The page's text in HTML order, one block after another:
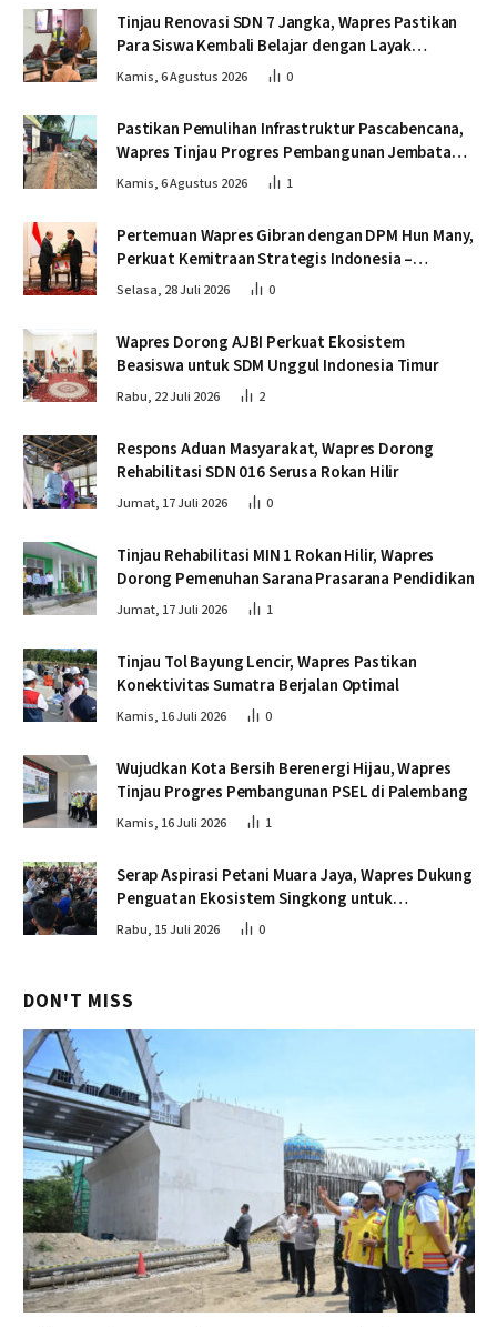
Tinjau Renovasi SDN 7 Jangka, Wapres Pastikan
Para Siswa Kembali Belajar dengan Layak
Pascabencana
Kamis, 6 Agustus 2026 0
Pastikan Pemulihan Infrastruktur Pascabencana,
Wapres Tinjau Progres Pembangunan Jembatan
Krueng Tingkeum Bireuen
Kamis, 6 Agustus 2026 1
Pertemuan Wapres Gibran dengan DPM Hun Many,
Perkuat Kemitraan Strategis Indonesia –
Kamboja
Selasa, 28 Juli 2026 0
Wapres Dorong AJBI Perkuat Ekosistem
Beasiswa untuk SDM Unggul Indonesia Timur
Rabu, 22 Juli 2026 2
Respons Aduan Masyarakat, Wapres Dorong
Rehabilitasi SDN 016 Serusa Rokan Hilir
Jumat, 17 Juli 2026 0
Tinjau Rehabilitasi MIN 1 Rokan Hilir, Wapres
Dorong Pemenuhan Sarana Prasarana Pendidikan
Jumat, 17 Juli 2026 1
Tinjau Tol Bayung Lencir, Wapres Pastikan
Konektivitas Sumatra Berjalan Optimal
Kamis, 16 Juli 2026 0
Wujudkan Kota Bersih Berenergi Hijau, Wapres
Tinjau Progres Pembangunan PSEL di Palembang
Kamis, 16 Juli 2026 1
Serap Aspirasi Petani Muara Jaya, Wapres Dukung
Penguatan Ekosistem Singkong untuk
Swasembada Pangan
Rabu, 15 Juli 2026 0
DON'T MISS